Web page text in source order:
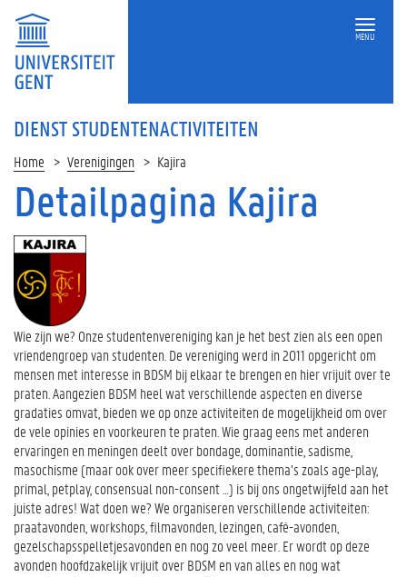
MENU
DIENST STUDENTENACTIVITEITEN
Home Verenigingen Kajira
Detailpagina Kajira
Wie zijn we? Onze studentenvereniging kan je het best zien als een open
vriendengroep van studenten. De vereniging werd in 2011 opgericht om
mensen met interesse in BDSM bij elkaar te brengen en hier vrijuit over te
praten. Aangezien BDSM heel wat verschillende aspecten en diverse
gradaties omvat, bieden we op onze activiteiten de mogelijkheid om over
de vele opinies en voorkeuren te praten. Wie graag eens met anderen
ervaringen en meningen deelt over bondage, dominantie, sadisme,
masochisme (maar ook over meer specifiekere thema’s zoals age-play,
primal, petplay, consensual non-consent …) is bij ons ongetwijfeld aan het
juiste adres! Wat doen we? We organiseren verschillende activiteiten:
praatavonden, workshops, filmavonden, lezingen, café-avonden,
gezelschapsspelletjesavonden en nog zo veel meer. Er wordt op deze
avonden hoofdzakelijk vrijuit over BDSM en van alles en nog wat